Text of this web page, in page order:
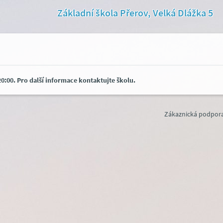
Základní škola Přerov, Velká Dlážka 5
Pro další informace kontaktujte školu.
Zákaznická